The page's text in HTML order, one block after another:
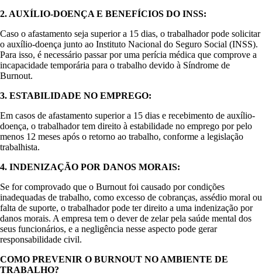
2. AUXÍLIO-DOENÇA E BENEFÍCIOS DO INSS:
Caso o afastamento seja superior a 15 dias, o trabalhador pode solicitar
o auxílio-doença junto ao Instituto Nacional do Seguro Social (INSS).
Para isso, é necessário passar por uma perícia médica que comprove a
incapacidade temporária para o trabalho devido à Síndrome de
Burnout.
3. ESTABILIDADE NO EMPREGO:
Em casos de afastamento superior a 15 dias e recebimento de auxílio-
doença, o trabalhador tem direito à estabilidade no emprego por pelo
menos 12 meses após o retorno ao trabalho, conforme a legislação
trabalhista.
4. INDENIZAÇÃO POR DANOS MORAIS:
Se for comprovado que o Burnout foi causado por condições
inadequadas de trabalho, como excesso de cobranças, assédio moral ou
falta de suporte, o trabalhador pode ter direito a uma indenização por
danos morais. A empresa tem o dever de zelar pela saúde mental dos
seus funcionários, e a negligência nesse aspecto pode gerar
responsabilidade civil.
COMO PREVENIR O BURNOUT NO AMBIENTE DE
TRABALHO?